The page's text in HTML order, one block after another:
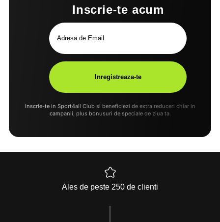
Inscrie-te acum
Inscrie-te in Sport4all Club si beneficiezi de extra reduceri chiar in
campanii, plus bonusuri de speciale de ziua ta.
Ales de peste 250 de clienti